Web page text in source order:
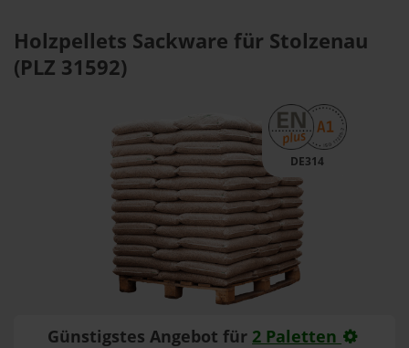
Holzpellets Sackware für Stolzenau
(PLZ 31592)
DE314
Günstigstes Angebot für 2 Paletten